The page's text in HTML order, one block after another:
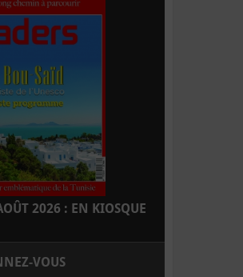
2026 : EN KIOSQUE
VOUS